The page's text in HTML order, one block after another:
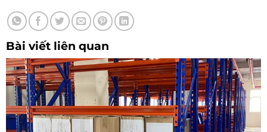
Bài viết liên quan